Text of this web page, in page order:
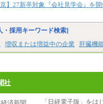
】27新卒対象『会社見学会』を開
・採用キーワード検索]
増収または増益中の企業 肝臓機
社
「日経電子版」をは